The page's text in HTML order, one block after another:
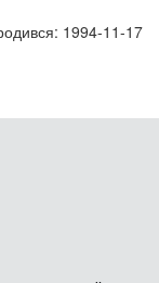
1994-11-17